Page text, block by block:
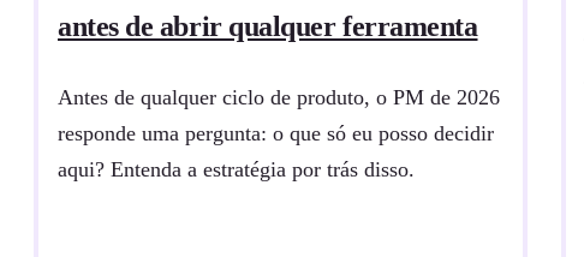
antes de abrir qualquer ferramenta
Antes de qualquer ciclo de produto, o PM de 2026
responde uma pergunta: o que só eu posso decidir
aqui? Entenda a estratégia por trás disso.